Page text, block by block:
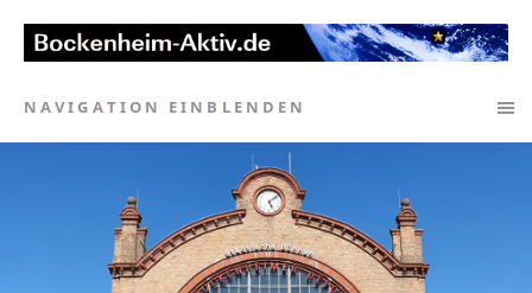
NAVIGATION EINBLENDEN